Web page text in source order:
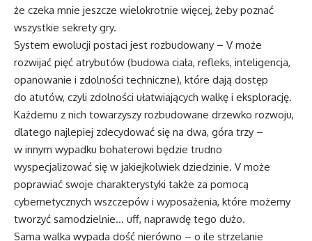
że czeka mnie jeszcze wielokrotnie więcej, żeby poznać
wszystkie sekrety gry.
System ewolucji postaci jest rozbudowany – V może
rozwijać pięć atrybutów (budowa ciała, refleks, inteligencja,
opanowanie i zdolności techniczne), które dają dostęp
do atutów, czyli zdolności ułatwiających walkę i eksplorację.
Każdemu z nich towarzyszy rozbudowane drzewko rozwoju,
dlatego najlepiej zdecydować się na dwa, góra trzy –
w innym wypadku bohaterowi będzie trudno
wyspecjalizować się w jakiejkolwiek dziedzinie. V może
poprawiać swoje charakterystyki także za pomocą
cybernetycznych wszczepów i wyposażenia, które możemy
tworzyć samodzielnie… uff, naprawdę tego dużo.
Sama walka wypada dość nierówno – o ile strzelanie